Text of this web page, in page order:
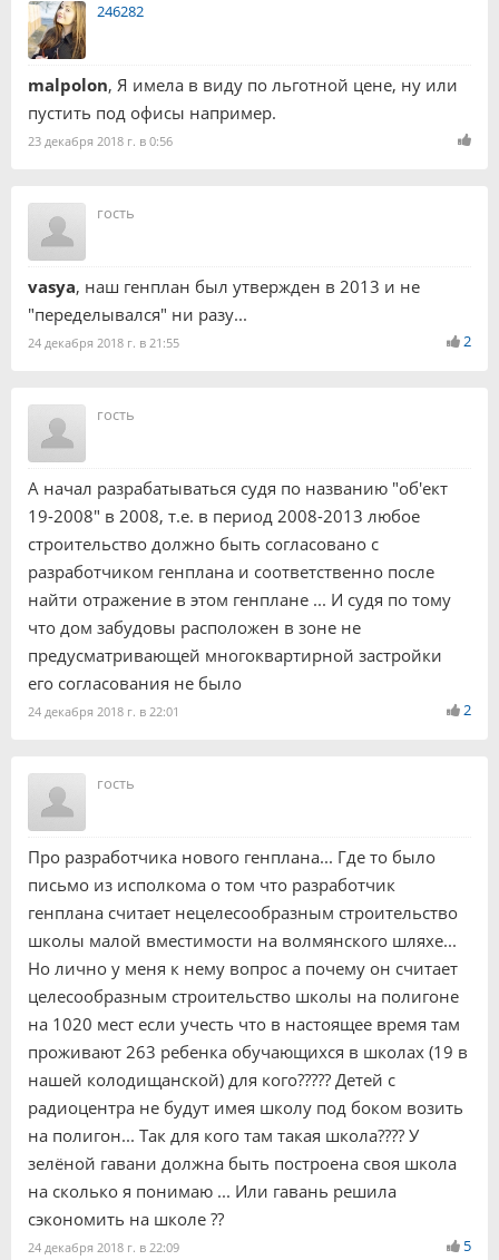
246282
malpolon, Я имела в виду по льготной цене, ну или
пустить под офисы например.
23 декабря 2018 г. в 0:56
гость
vasya, наш генплан был утвержден в 2013 и не
"переделывался" ни разу...
24 декабря 2018 г. в 21:55 2
гость
А начал разрабатываться судя по названию "об'ект
19-2008" в 2008, т.е. в период 2008-2013 любое
строительство должно быть согласовано с
разработчиком генплана и соответственно после
найти отражение в этом генплане ... И судя по тому
что дом забудовы расположен в зоне не
предусматривающей многоквартирной застройки
его согласования не было
24 декабря 2018 г. в 22:01 2
гость
Про разработчика нового генплана... Где то было
письмо из исполкома о том что разработчик
генплана считает нецелесообразным строительство
школы малой вместимости на волмянского шляхе...
Но лично у меня к нему вопрос а почему он считает
целесообразным строительство школы на полигоне
на 1020 мест если учесть что в настоящее время там
проживают 263 ребенка обучающихся в школах (19 в
нашей колодищанской) для кого????? Детей с
радиоцентра не будут имея школу под боком возить
на полигон... Так для кого там такая школа???? У
зелёной гавани должна быть построена своя школа
на сколько я понимаю ... Или гавань решила
сэкономить на школе ??
24 декабря 2018 г. в 22:09 5